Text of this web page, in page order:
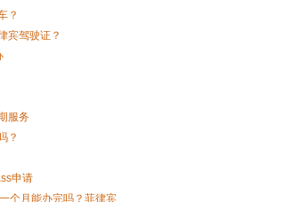
？
宾驾驶证？
服务
？
申请
个月能办完吗？菲律宾